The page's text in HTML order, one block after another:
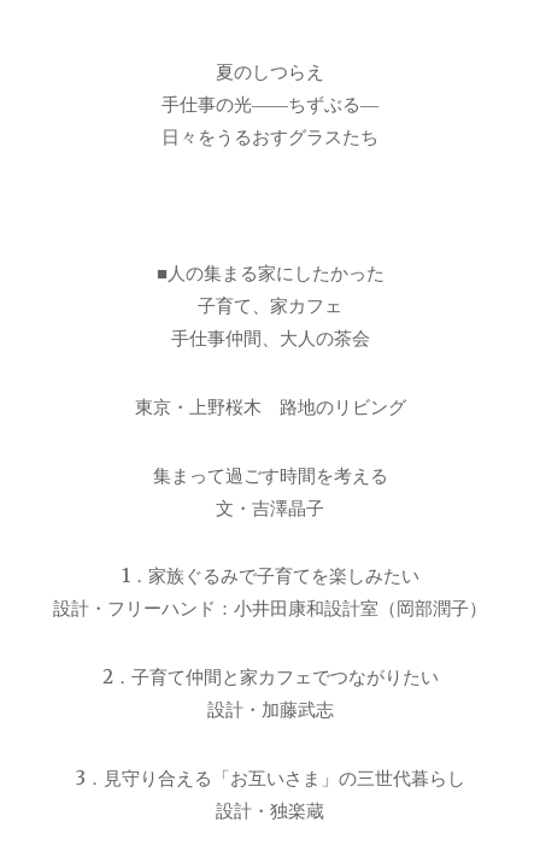
夏のしつらえ
手仕事の光――ちずぶる―
日々をうるおすグラスたち
■人の集まる家にしたかった
子育て、家カフェ
手仕事仲間、大人の茶会
東京・上野桜木 路地のリビング
集まって過ごす時間を考える
文・吉澤晶子
1．家族ぐるみで子育てを楽しみたい
設計・フリーハンド：小井田康和設計室（岡部潤子）
2．子育て仲間と家カフェでつながりたい
設計・加藤武志
3．見守り合える「お互いさま」の三世代暮らし
設計・独楽蔵